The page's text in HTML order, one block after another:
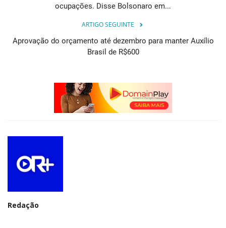
ocupações. Disse Bolsonaro em...
ARTIGO SEGUINTE
Aprovação do orçamento até dezembro para manter Auxílio
Brasil de R$600
Redação